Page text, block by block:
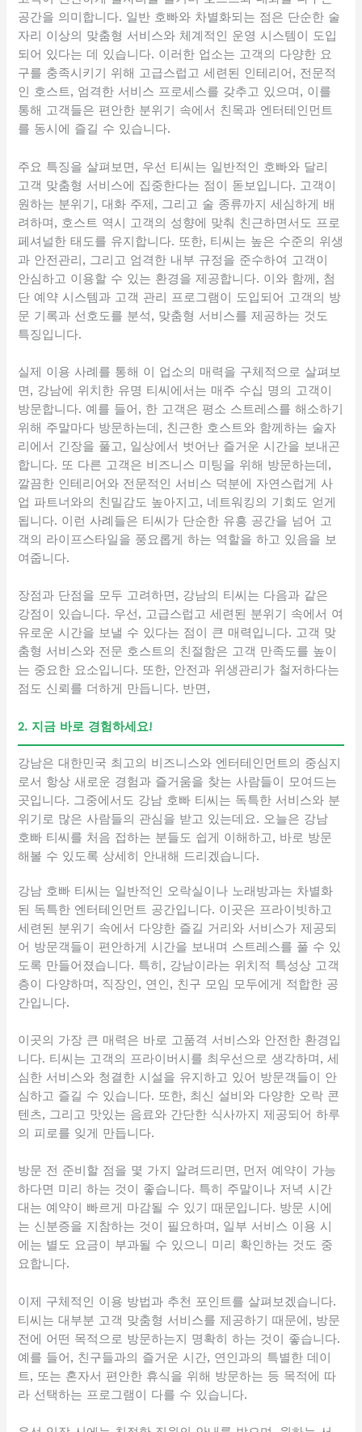
공간을 의미합니다. 일반 호빠와 차별화되는 점은 단순한 술
자리 이상의 맞춤형 서비스와 체계적인 운영 시스템이 도입
되어 있다는 데 있습니다. 이러한 업소는 고객의 다양한 요
구를 충족시키기 위해 고급스럽고 세련된 인테리어, 전문적
인 호스트, 엄격한 서비스 프로세스를 갖추고 있으며, 이를
통해 고객들은 편안한 분위기 속에서 친목과 엔터테인먼트
를 동시에 즐길 수 있습니다.
주요 특징을 살펴보면, 우선 티씨는 일반적인 호빠와 달리
고객 맞춤형 서비스에 집중한다는 점이 돋보입니다. 고객이
원하는 분위기, 대화 주제, 그리고 술 종류까지 세심하게 배
려하며, 호스트 역시 고객의 성향에 맞춰 친근하면서도 프로
페셔널한 태도를 유지합니다. 또한, 티씨는 높은 수준의 위생
과 안전관리, 그리고 엄격한 내부 규정을 준수하여 고객이
안심하고 이용할 수 있는 환경을 제공합니다. 이와 함께, 첨
단 예약 시스템과 고객 관리 프로그램이 도입되어 고객의 방
문 기록과 선호도를 분석, 맞춤형 서비스를 제공하는 것도
특징입니다.
실제 이용 사례를 통해 이 업소의 매력을 구체적으로 살펴보
면, 강남에 위치한 유명 티씨에서는 매주 수십 명의 고객이
방문합니다. 예를 들어, 한 고객은 평소 스트레스를 해소하기
위해 주말마다 방문하는데, 친근한 호스트와 함께하는 술자
리에서 긴장을 풀고, 일상에서 벗어난 즐거운 시간을 보내곤
합니다. 또 다른 고객은 비즈니스 미팅을 위해 방문하는데,
깔끔한 인테리어와 전문적인 서비스 덕분에 자연스럽게 사
업 파트너와의 친밀감도 높아지고, 네트워킹의 기회도 얻게
됩니다. 이런 사례들은 티씨가 단순한 유흥 공간을 넘어 고
객의 라이프스타일을 풍요롭게 하는 역할을 하고 있음을 보
여줍니다.
장점과 단점을 모두 고려하면, 강남의 티씨는 다음과 같은
강점이 있습니다. 우선, 고급스럽고 세련된 분위기 속에서 여
유로운 시간을 보낼 수 있다는 점이 큰 매력입니다. 고객 맞
춤형 서비스와 전문 호스트의 친절함은 고객 만족도를 높이
는 중요한 요소입니다. 또한, 안전과 위생관리가 철저하다는
점도 신뢰를 더하게 만듭니다. 반면,
2. 지금 바로 경험하세요!
강남은 대한민국 최고의 비즈니스와 엔터테인먼트의 중심지
로서 항상 새로운 경험과 즐거움을 찾는 사람들이 모여드는
곳입니다. 그중에서도 강남 호빠 티씨는 독특한 서비스와 분
위기로 많은 사람들의 관심을 받고 있는데요. 오늘은 강남
호빠 티씨를 처음 접하는 분들도 쉽게 이해하고, 바로 방문
해볼 수 있도록 상세히 안내해 드리겠습니다.
강남 호빠 티씨는 일반적인 오락실이나 노래방과는 차별화
된 독특한 엔터테인먼트 공간입니다. 이곳은 프라이빗하고
세련된 분위기 속에서 다양한 즐길 거리와 서비스가 제공되
어 방문객들이 편안하게 시간을 보내며 스트레스를 풀 수 있
도록 만들어졌습니다. 특히, 강남이라는 위치적 특성상 고객
층이 다양하며, 직장인, 연인, 친구 모임 모두에게 적합한 공
간입니다.
이곳의 가장 큰 매력은 바로 고품격 서비스와 안전한 환경입
니다. 티씨는 고객의 프라이버시를 최우선으로 생각하며, 세
심한 서비스와 청결한 시설을 유지하고 있어 방문객들이 안
심하고 즐길 수 있습니다. 또한, 최신 설비와 다양한 오락 콘
텐츠, 그리고 맛있는 음료와 간단한 식사까지 제공되어 하루
의 피로를 잊게 만듭니다.
방문 전 준비할 점을 몇 가지 알려드리면, 먼저 예약이 가능
하다면 미리 하는 것이 좋습니다. 특히 주말이나 저녁 시간
대는 예약이 빠르게 마감될 수 있기 때문입니다. 방문 시에
는 신분증을 지참하는 것이 필요하며, 일부 서비스 이용 시
에는 별도 요금이 부과될 수 있으니 미리 확인하는 것도 중
요합니다.
이제 구체적인 이용 방법과 추천 포인트를 살펴보겠습니다.
티씨는 대부분 고객 맞춤형 서비스를 제공하기 때문에, 방문
전에 어떤 목적으로 방문하는지 명확히 하는 것이 좋습니다.
예를 들어, 친구들과의 즐거운 시간, 연인과의 특별한 데이
트, 또는 혼자서 편안한 휴식을 위해 방문하는 등 목적에 따
라 선택하는 프로그램이 다를 수 있습니다.